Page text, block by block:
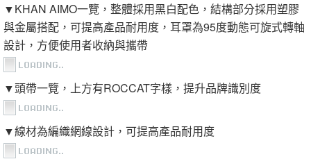
▼KHAN AIMO一覽，整體採用黑白配色，結構部分採用塑膠
與金屬搭配，可提高產品耐用度，耳罩為95度動態可旋式轉軸
設計，方便使用者收納與攜帶
▼頭帶一覽，上方有ROCCAT字樣，提升品牌識別度
▼線材為編織網線設計，可提高產品耐用度